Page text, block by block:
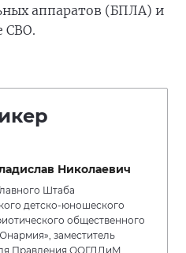
аппаратов (БПЛА) и
СВО.
Николаевич
Штаба
детско-юношеского
общественного
заместитель
Правления ООГДДиМ